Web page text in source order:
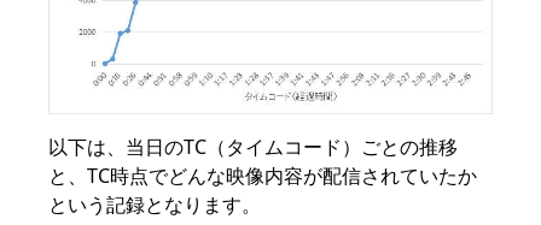
以下は、当日のTC（タイムコード）ごとの推移
と、TC時点でどんな映像内容が配信されていたか
という記録となります。